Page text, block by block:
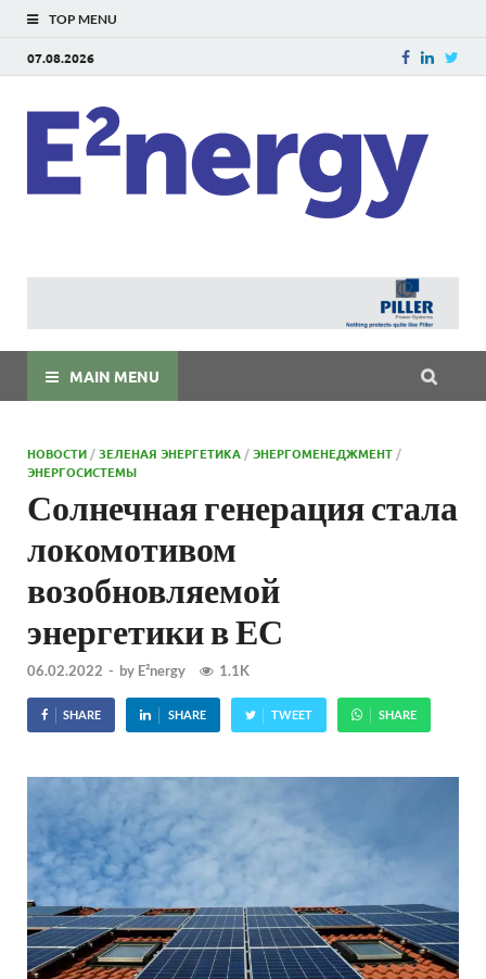
TOP MENU
07.08.2026
MAIN MENU
НОВОСТИ /ЗЕЛЕНАЯ ЭНЕРГЕТИКА /ЭНЕРГОМЕНЕДЖМЕНТ /
ЭНЕРГОСИСТЕМЫ
Солнечная генерация стала
локомотивом
возобновляемой
энергетики в ЕС
06.02.2022 - by E²nergy 1.1K
SHARE SHARE TWEET SHARE